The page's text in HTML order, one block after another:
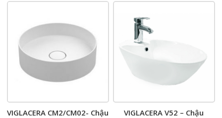
VIGLACERA CM2/CM02- Chậu
VIGLACERA V52 – Chậu